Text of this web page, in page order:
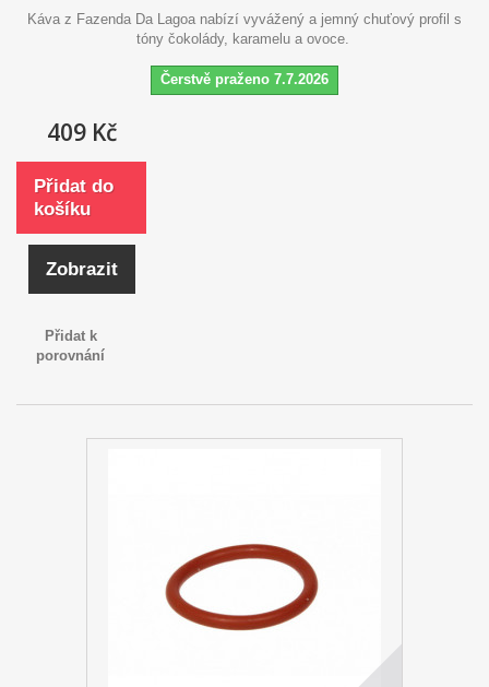
Káva z Fazenda Da Lagoa nabízí vyvážený a jemný chuťový profil s
tóny čokolády, karamelu a ovoce.
Čerstvě praženo 7.7.2026
409 Kč
Přidat do
košíku
Zobrazit
Přidat k
porovnání